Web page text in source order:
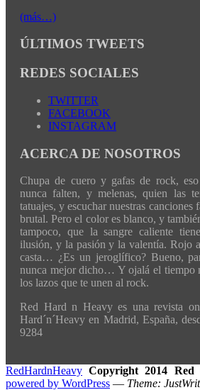
(más…)
ÚLTIMOS TWEETS
REDES SOCIALES
TWITTER
FACEBOOK
INSTAGRAM
ACERCA DE NOSOTROS
Chupa de cuero y gafas de rock,
nunca falten, y melenas, quien las
tatuajes, y escuchar nuestras canciones
brutal. Pero el color es blanco, y
tampoco, que la sangre caliente
ilusión, y la pasión y la valentía. Rojo
casta… ¿Es un jeroglífico? Bueno,
nunca mejor dicho… Y ojalá el tiempo
los lazos que te unen al rock.
Red Hard n Heavy es una revista
Hard´n´Heavy en Madrid, España,
9284
RedHardnHeavy Copyright 2014 Red
powered by WordPress — Theme: